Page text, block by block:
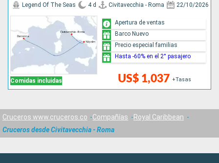
Comidas incluidas
Legend Of The Seas 4 d Civitavecchia - Roma 22/10/2026
US$ 1,037 +Tasas
Apertura de ventas
Barco Nuevo
Precio especial familias
Hasta -60% en el 2° pasajero
Cruceros www.cruceros.co Compañías
Royal Caribbean
Cruceros desde Civitavecchia - Roma